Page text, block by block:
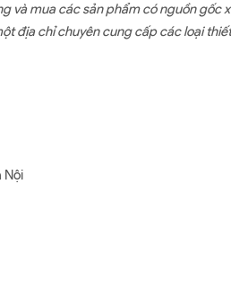
và mua các sản phẩm có nguồn
địa chỉ chuyên cung cấp các loại
Nội